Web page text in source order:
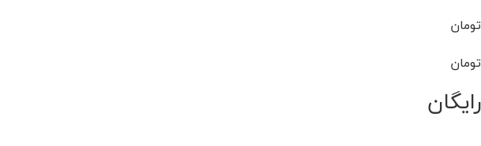
تومان
تومان
رایگان